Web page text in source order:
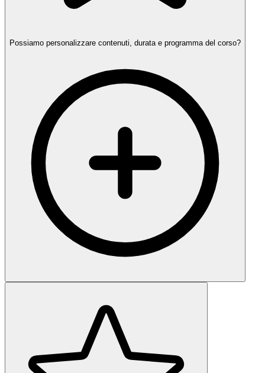
Possiamo personalizzare contenuti, durata e programma del corso?